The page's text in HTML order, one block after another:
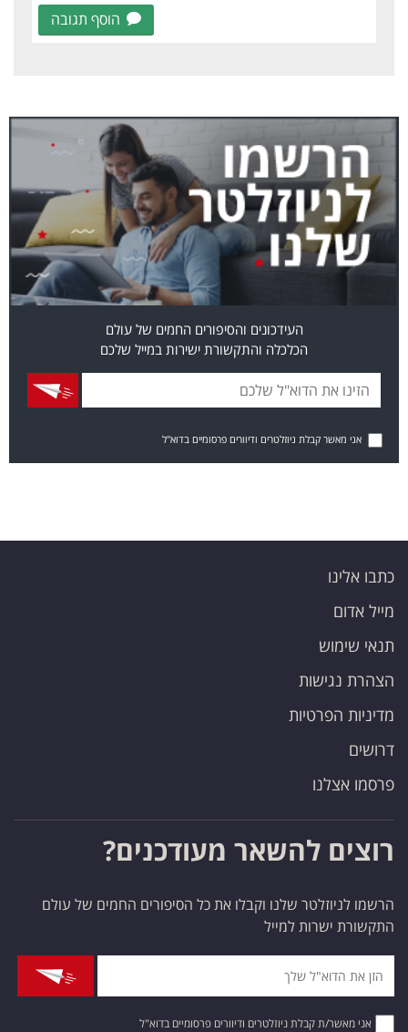
הוסף תגובה
העידכונים והסיפורים החמים של עולם
הכלכלה והתקשורת ישירות במייל שלכם
אני מאשר קבלת ניוזלטרים ודיוורים פרסומיים בדוא"ל
כתבו אלינו
מייל אדום
תנאי שימוש
הצהרת נגישות
מדיניות הפרטיות
דרושים
פרסמו אצלנו
רוצים להשאר מעודכנים?
הרשמו לניוזלטר שלנו וקבלו את כל הסיפורים החמים של עולם
התקשורת ישרות למייל
אני מאשר/ת קבלת ניוזלטרים ודיוורים פרסומיים בדוא"ל